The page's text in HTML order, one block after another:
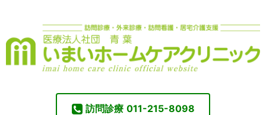
訪問診療 011-215-8098